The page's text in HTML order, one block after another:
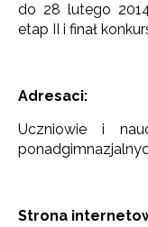
do 28 lutego
etap II i finał
Adresaci:
Uczniowie i
Strona